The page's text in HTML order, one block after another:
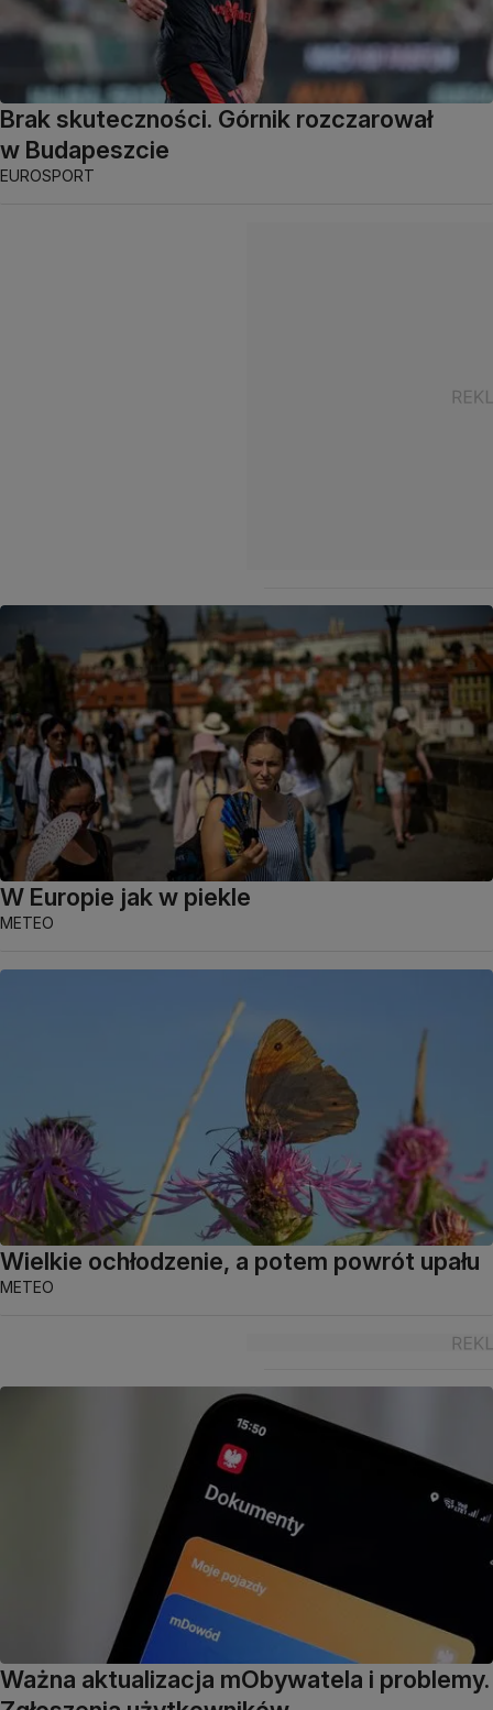
Brak skuteczności. Górnik rozczarował
w Budapeszcie
EUROSPORT
W Europie jak w piekle
METEO
Wielkie ochłodzenie, a potem powrót upału
METEO
Ważna aktualizacja mObywatela i problemy.